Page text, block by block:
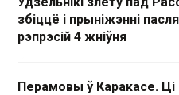
збіццё і прыніжэнні
рэпрэсій 4 жніўня
Перамовы ў Каракасе.